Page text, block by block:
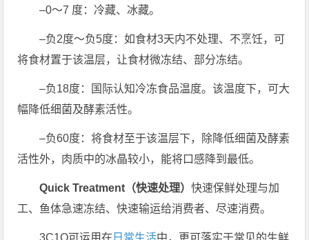
–0～7 度：冷藏、冰藏。
–负2度～负5度：如食材3天内不处理、不烹饪，可
将食材置于该温层，让食材微冻结、部分冻结。
–负18度：国际认知冷冻食品温度。该温度下，可大
幅降低细菌及酵素活性。
–负60度：将食材至于该温层下，除降低细菌及酵素
活性外，肉质中的冰晶较小，能将口感降到最低。
Quick Treatment（快速处理）快速保鲜处理与加
工、鱼体急速冻结、快速输运给消费者、尽速消费。
3C1Q可运用在 日常生活中，更可落实于常见的生鲜